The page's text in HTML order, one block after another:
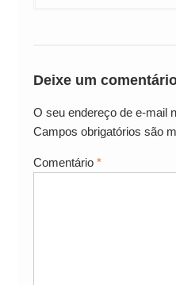
Deixe um
O seu endereço de e-mail
Campos obrigatórios são
Comentário *